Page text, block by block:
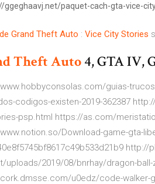
ggeghaavj.net/paquet-cach-gta-vice-
de Grand Theft Auto : Vice City Stories
TheftAuto4, GTA IV,
guias-
codigos-existen-2019-362387
psp.html https://as.com/
Download-game-gta-
uploads/2019/08/bnrhay/dragon-
u0edz/code-walker-